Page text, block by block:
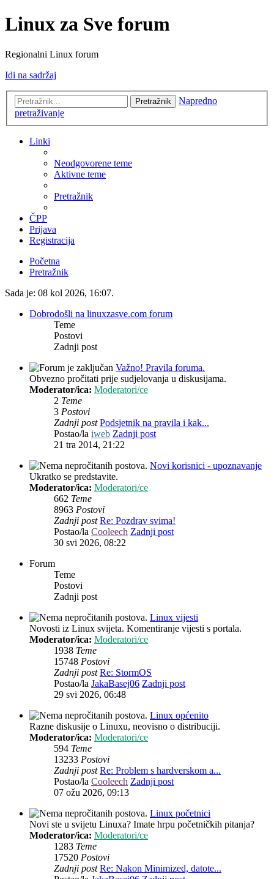
Linux za Sve forum
Regionalni Linux forum
Idi na sadržaj
Pretražnik
Napredno
pretraživanje
Linki
Neodgovorene teme
Aktivne teme
Pretražnik
ČPP
Prijava
Registracija
Početna
Pretražnik
Sada je: 08 kol 2026, 16:07.
Dobrodošli na linuxzasve.com forum
Teme
Postovi
Zadnji post
Važno! Pravila foruma.
Obvezno pročitati prije sudjelovanja u diskusijama.
Moderator/ica: Moderatori/ce
2 Teme
3 Postovi
Zadnji post Podsjetnik na pravila i kak...
Postao/la iweb Zadnji post
21 tra 2014, 21:22
Novi korisnici - upoznavanje
Ukratko se predstavite.
Moderator/ica: Moderatori/ce
662 Teme
8963 Postovi
Zadnji post Re: Pozdrav svima!
Postao/la Cooleech Zadnji post
30 svi 2026, 08:22
Forum
Teme
Postovi
Zadnji post
Linux vijesti
Novosti iz Linux svijeta. Komentiranje vijesti s portala.
Moderator/ica: Moderatori/ce
1938 Teme
15748 Postovi
Zadnji post Re: StormOS
Postao/la JakaBasej06 Zadnji post
29 svi 2026, 06:48
Linux općenito
Razne diskusije o Linuxu, neovisno o distribuciji.
Moderator/ica: Moderatori/ce
594 Teme
13233 Postovi
Zadnji post Re: Problem s hardverskom a...
Postao/la Cooleech Zadnji post
07 ožu 2026, 09:13
Linux početnici
Novi ste u svijetu Linuxa? Imate hrpu početničkih pitanja?
Moderator/ica: Moderatori/ce
1283 Teme
17520 Postovi
Zadnji post Re: Nakon Minimized, datote...